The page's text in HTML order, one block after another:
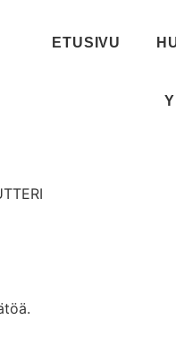
ETUSIVU